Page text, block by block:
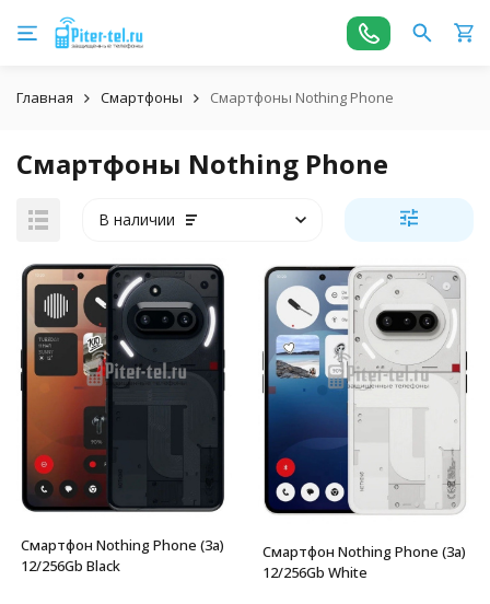
Главная Смартфоны Смартфоны Nothing Phone
Смартфоны Nothing Phone
В наличии
Смартфон Nothing Phone (3a)
12/256Gb Black
Смартфон Nothing Phone (3a)
12/256Gb White